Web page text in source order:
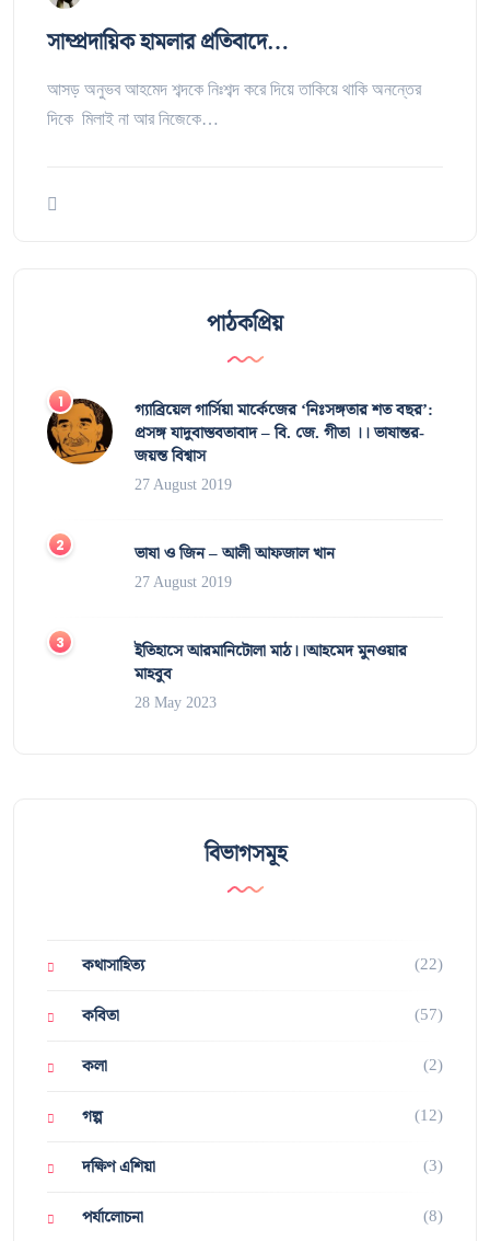
সাম্প্রদায়িক হামলার প্রতিবাদে…
আসড় অনুভব আহমেদ শব্দকে নিঃশব্দ করে দিয়ে তাকিয়ে থাকি অনন্তের
দিকে মিলাই না আর নিজেকে…
পাঠকপ্রিয়
গ্যাব্রিয়েল গার্সিয়া মার্কেজের ‘নিঃসঙ্গতার শত বছর’:
প্রসঙ্গ যাদুবাস্তবতাবাদ – বি. জে. গীতা ।। ভাষান্তর-
জয়ন্ত বিশ্বাস
27 August 2019
ভাষা ও জিন – আলী আফজাল খান
27 August 2019
ইতিহাসে আরমানিটোলা মাঠ।।আহমেদ মুনওয়ার
মাহবুব
28 May 2023
বিভাগসমূহ
কথাসাহিত্য (22)
কবিতা (57)
কলা (2)
গল্প (12)
দক্ষিণ এশিয়া (3)
পর্যালোচনা (8)